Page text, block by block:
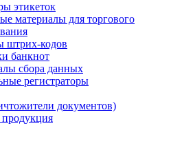
этикеток
материалы для торгового
штрих-кодов
банкнот
сбора данных
регистраторы
документов)